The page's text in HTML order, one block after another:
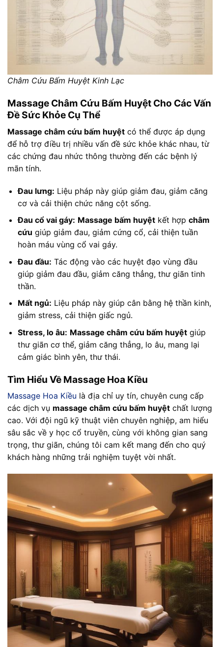
Châm Cứu Bấm Huyệt Kinh Lạc
Massage Châm Cứu Bấm Huyệt Cho Các Vấn
Đề Sức Khỏe Cụ Thể
Massage châm cứu bấm huyệt có thể được áp dụng
để hỗ trợ điều trị nhiều vấn đề sức khỏe khác nhau, từ
các chứng đau nhức thông thường đến các bệnh lý
mãn tính.
Đau lưng: Liệu pháp này giúp giảm đau, giảm căng
cơ và cải thiện chức năng cột sống.
Đau cổ vai gáy: Massage bấm huyệtkết hợp châm
cứu giúp giảm đau, giảm cứng cổ, cải thiện tuần
hoàn máu vùng cổ vai gáy.
Đau đầu: Tác động vào các huyệt đạo vùng đầu
giúp giảm đau đầu, giảm căng thẳng, thư giãn tinh
thần.
Mất ngủ: Liệu pháp này giúp cân bằng hệ thần kinh,
giảm stress, cải thiện giấc ngủ.
Stress, lo âu: Massage châm cứu bấm huyệtgiúp
thư giãn cơ thể, giảm căng thẳng, lo âu, mang lại
cảm giác bình yên, thư thái.
Tìm Hiểu Về Massage Hoa Kiều
Massage Hoa Kiều là địa chỉ uy tín, chuyên cung cấp
các dịch vụ massage châm cứu bấm huyệt chất lượng
cao. Với đội ngũ kỹ thuật viên chuyên nghiệp, am hiểu
sâu sắc về y học cổ truyền, cùng với không gian sang
trọng, thư giãn, chúng tôi cam kết mang đến cho quý
khách hàng những trải nghiệm tuyệt vời nhất.